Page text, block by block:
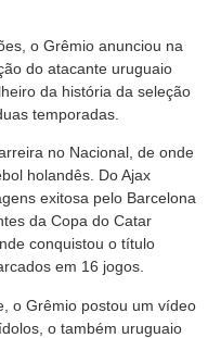
o Grêmio anunciou na
do atacante uruguaio
da história da seleção
temporadas.
no Nacional, de onde
holandês. Do Ajax
exitosa pelo Barcelona
da Copa do Catar
conquistou o título
em 16 jogos.
o Grêmio postou um vídeo
o também uruguaio